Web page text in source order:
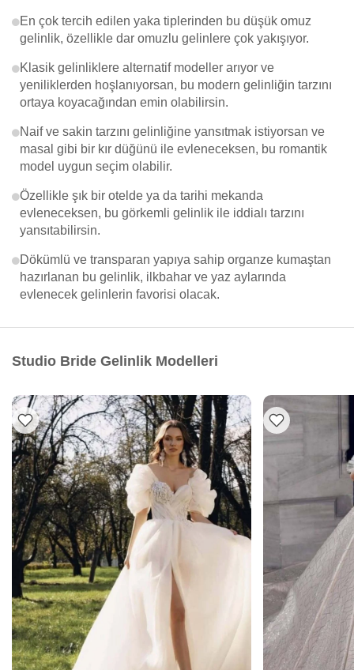
En çok tercih edilen yaka tiplerinden bu düşük omuz
gelinlik, özellikle dar omuzlu gelinlere çok yakışıyor.
Klasik gelinliklere alternatif modeller arıyor ve
yeniliklerden hoşlanıyorsan, bu modern gelinliğin tarzını
ortaya koyacağından emin olabilirsin.
Naif ve sakin tarzını gelinliğine yansıtmak istiyorsan ve
masal gibi bir kır düğünü ile evleneceksen, bu romantik
model uygun seçim olabilir.
Özellikle şık bir otelde ya da tarihi mekanda
evleneceksen, bu görkemli gelinlik ile iddialı tarzını
yansıtabilirsin.
Dökümlü ve transparan yapıya sahip organze kumaştan
hazırlanan bu gelinlik, ilkbahar ve yaz aylarında
evlenecek gelinlerin favorisi olacak.
Studio Bride Gelinlik Modelleri